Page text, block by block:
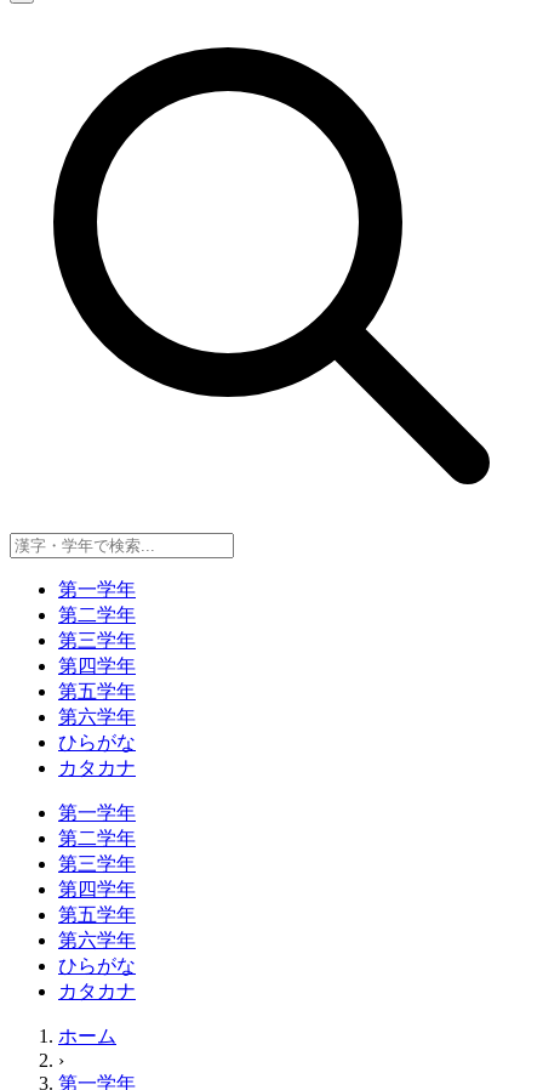
第一学年
第二学年
第三学年
第四学年
第五学年
第六学年
ひらがな
カタカナ
第一学年
第二学年
第三学年
第四学年
第五学年
第六学年
ひらがな
カタカナ
ホーム
›
第一学年